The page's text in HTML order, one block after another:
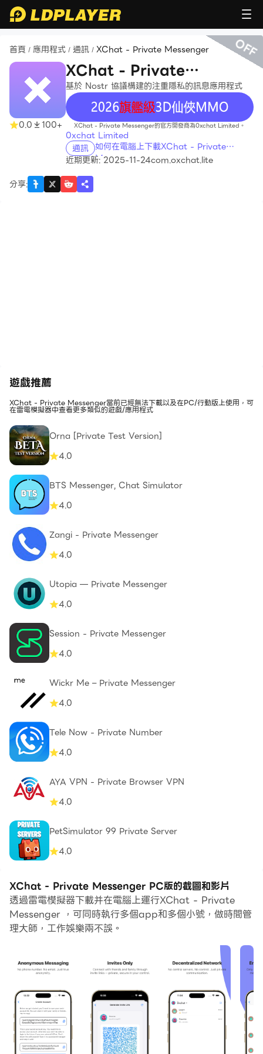
首頁 / 應用程式 / 通訊 / XChat - Private Messenger
0.0 100+
XChat - Private
Messenger
基於 Nostr 協議構建的注重隱私的訊息應用程式
recommend
XChat - Private Messenger的官方開發商為0xchat Limited。
0xchat Limited
通訊 如何在電腦上下載XChat - Private
Messenger
近期更新: 2025-11-24com.oxchat.lite
分享:
OFF
遊戲推薦
XChat - Private Messenger當前已經無法下載以及在PC/行動版上使用，可
在雷電模擬器中查看更多類似的遊戲/應用程式
Orna [Private Test Version]
4.0
BTS Messenger, Chat Simulator
4.0
Zangi - Private Messenger
4.0
Utopia — Private Messenger
4.0
Session - Private Messenger
4.0
Wickr Me – Private Messenger
4.0
Tele Now - Private Number
4.0
AYA VPN - Private Browser VPN
4.0
PetSimulator 99 Private Server
4.0
XChat - Private Messenger PC版的截圖和影片
透過雷電模擬器下載并在電腦上運行XChat - Private
Messenger ，可同時執行多個app和多個小號，做時間管
理大師，工作娛樂兩不誤。